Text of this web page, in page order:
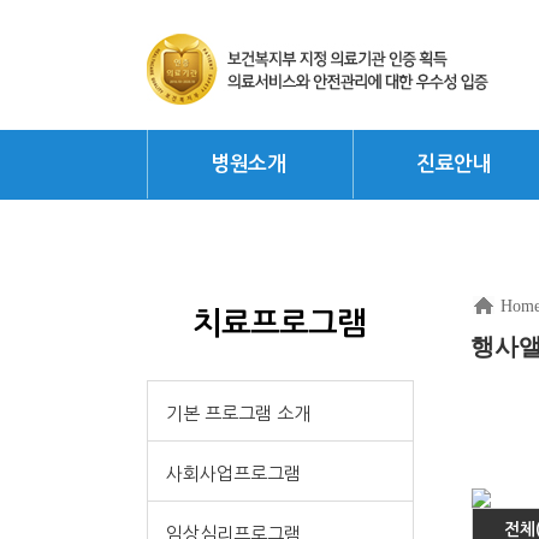
병원소개 진료안내
치료프로그램
기본 프로그램 소개
사회사업프로그램
임상심리프로그램
행사
전